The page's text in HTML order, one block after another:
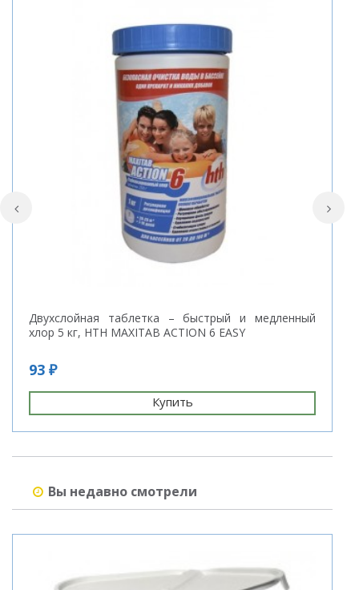
Двухслойная таблетка – быстрый и медленный
хлор 5 кг, HTH MAXITAB ACTION 6 EASY
93 ₽
Купить
Вы недавно смотрели